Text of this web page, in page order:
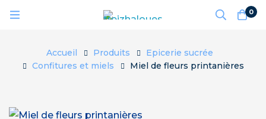
0
Accueil Produits
Epicerie sucrée
Confitures et miels
Miel de fleurs printanières